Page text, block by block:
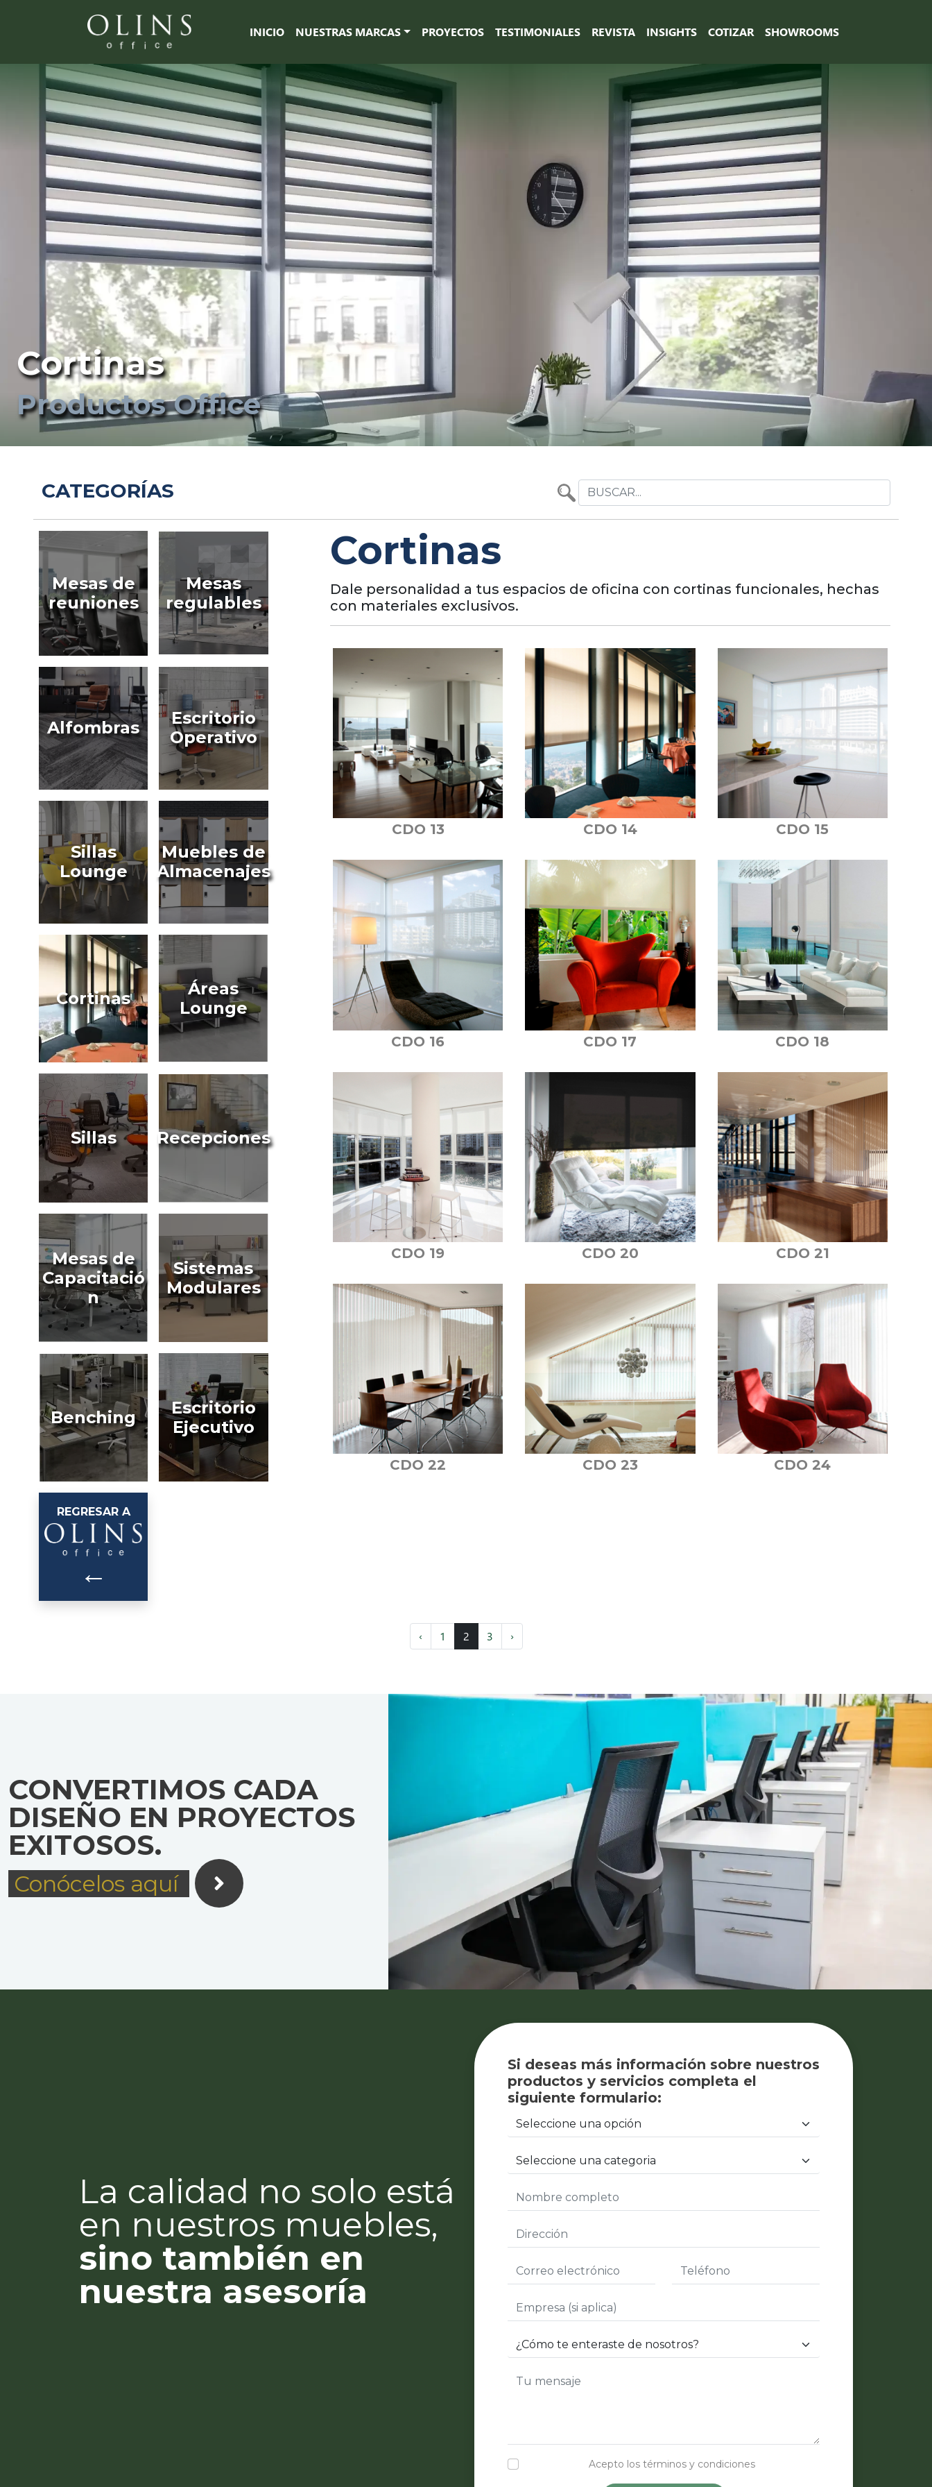
INICIO NUESTRAS MARCAS PROYECTOS TESTIMONIALES REVISTA INSIGHTS COTIZAR SHOWROOMS
Cortinas
Productos Office
CATEGORÍAS
Mesas de
reuniones
Mesas
regulables
Alfombras
Escritorio
Operativo
Sillas
Lounge
Muebles de
Almacenajes
Cortinas
Áreas
Lounge
Sillas Recepciones
Mesas de
Capacitació
n
Sistemas
Modulares
Benching
Escritorio
Ejecutivo
REGRESAR A
←
Cortinas
Dale personalidad a tus espacios de oficina con cortinas funcionales, hechas
con materiales exclusivos.
CDO 13 CDO 14 CDO 15
CDO 16 CDO 17 CDO 18
CDO 19 CDO 20 CDO 21
CDO 22 CDO 23 CDO 24
‹ 1 2 3 ›
CONVERTIMOS CADA
DISEÑO EN PROYECTOS
EXITOSOS.
Conócelos aquí
La calidad no solo está
en nuestros muebles,
sino también en
nuestra asesoría
Si deseas más información sobre nuestros
productos y servicios completa el
siguiente formulario:
Acepto los términos y condiciones